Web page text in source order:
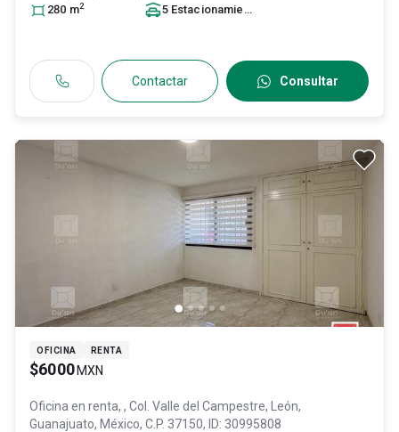
280 m2 5 Estacionamiento
Contactar Consultar
OFICINA RENTA
$6000 MXN
Oficina en renta, , Col. Valle del Campestre, León,
Guanajuato, México, C.P. 37150, ID: 30995808